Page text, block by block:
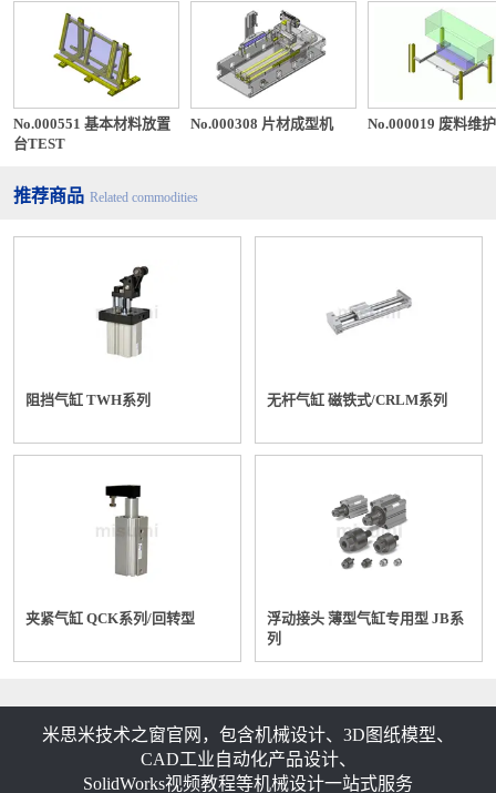
No.000551 基本材料放置
台TEST
No.000308 片材成型机 No.000019 废料维
推荐商品 Related commodities
阻挡气缸 TWH系列 无杆气缸 磁铁式/CRLM系列
夹紧气缸 QCK系列/回转型
浮动接头 薄型气缸专用型 JB系
列
米思米技术之窗官网，包含机械设计、3D图纸模型、
CAD工业自动化产品设计、
SolidWorks视频教程等机械设计一站式服务